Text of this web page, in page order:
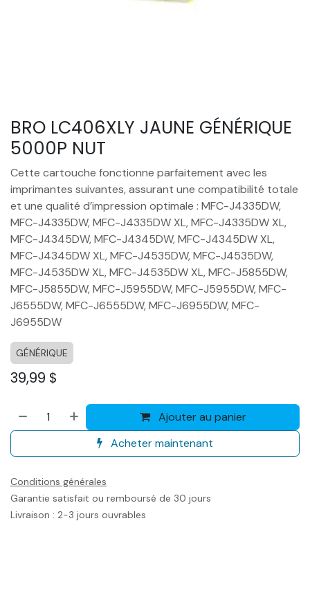
BRO LC406XLY JAUNE GÉNÉRIQUE
5000P NUT
Cette cartouche fonctionne parfaitement avec les
imprimantes suivantes, assurant une compatibilité totale
et une qualité d’impression optimale : MFC-J4335DW,
MFC-J4335DW, MFC-J4335DW XL, MFC-J4335DW XL,
MFC-J4345DW, MFC-J4345DW, MFC-J4345DW XL,
MFC-J4345DW XL, MFC-J4535DW, MFC-J4535DW,
MFC-J4535DW XL, MFC-J4535DW XL, MFC-J5855DW,
MFC-J5855DW, MFC-J5955DW, MFC-J5955DW, MFC-
J6555DW, MFC-J6555DW, MFC-J6955DW, MFC-
J6955DW
GÉNÉRIQUE
39,99 $
Ajouter au panier
Acheter maintenant
Conditions générales
Garantie satisfait ou remboursé de 30 jours
Livraison : 2-3 jours ouvrables